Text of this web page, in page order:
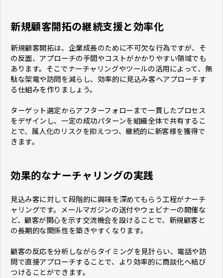
新規顧客開拓の継続支援と効率化
新規顧客開拓は、企業成長のために不可欠な行為ですが、そ
の反面、アプローチの手間やコストがかかりやすい領域でも
あります。そこでナーチャリングやツールの活用によって、無
駄な架電や訪問を減らし、効率的に見込み客へアプローチす
る仕組みを作りましょう。
ターゲット選定からアフターフォローまで一貫したプロセス
をデザインし、一定の成功パターンを組織全体で共有するこ
とで、属人化のリスクを抑えつつ、継続的に新客様を獲得で
きます。
効果的なナーチャリングの実践
見込み客に対して段階的に興味を深めてもらう工程がナーチ
ャリングです。メールマガジンの送付やウェビナーの開催な
ど、顧客が関心を示す交流機会を設けることで、新規顧客と
の長期的な関係性を築きやすくなります。
顧客の反応を分析しながらタイミングを見計らい、電話や訪
問で直接アプローチすることで、より効率的に商談化へ結び
つけることができます。